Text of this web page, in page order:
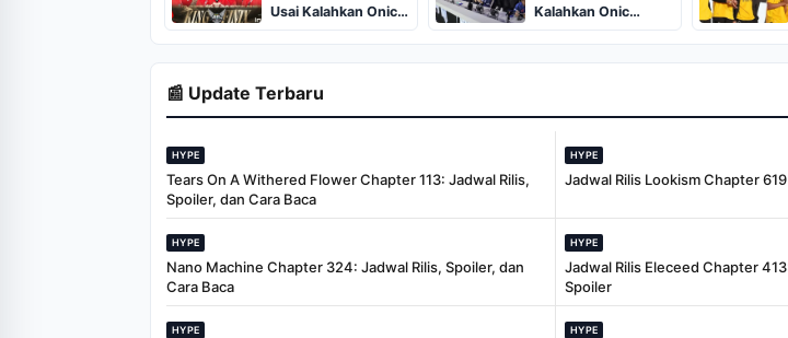
Usai Kalahkan Onic
4-1
Kalahkan Onic
Esports
📰 Update Terbaru
HYPE
Tears On A Withered Flower Chapter 113: Jadwal Rilis,
Spoiler, dan Cara Baca
HYPE
Jadwal Rilis Lookism Chapter
HYPE
Nano Machine Chapter 324: Jadwal Rilis, Spoiler, dan
Cara Baca
HYPE
Jadwal Rilis Eleceed Chapter
Spoiler
HYPE HYPE